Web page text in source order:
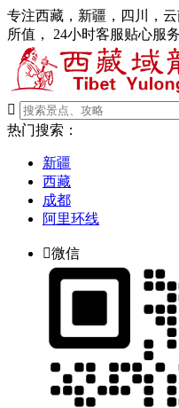
专注西藏，新疆，四川，
所值， 24小时客服贴心服务

热门搜索：
新疆
西藏
成都
阿里环线
微信